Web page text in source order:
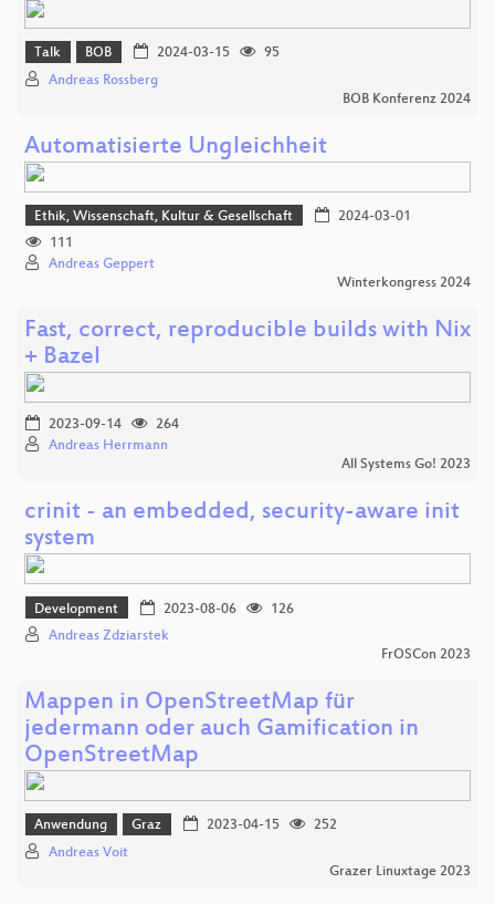
Talk BOB 2024-03-15
95
Andreas Rossberg
BOB Konferenz 2024
Automatisierte Ungleichheit
Ethik, Wissenschaft, Kultur & Gesellschaft
2024-03-01
111
Andreas Geppert
Winterkongress 2024
Fast, correct, reproducible builds with Nix
+ Bazel
2023-09-14
264
Andreas Herrmann
All Systems Go! 2023
crinit - an embedded, security-aware init
system
Development 2023-08-06
126
Andreas Zdziarstek
FrOSCon 2023
Mappen in OpenStreetMap für
jedermann oder auch Gamification in
OpenStreetMap
Anwendung Graz 2023-04-15
252
Andreas Voit
Grazer Linuxtage 2023